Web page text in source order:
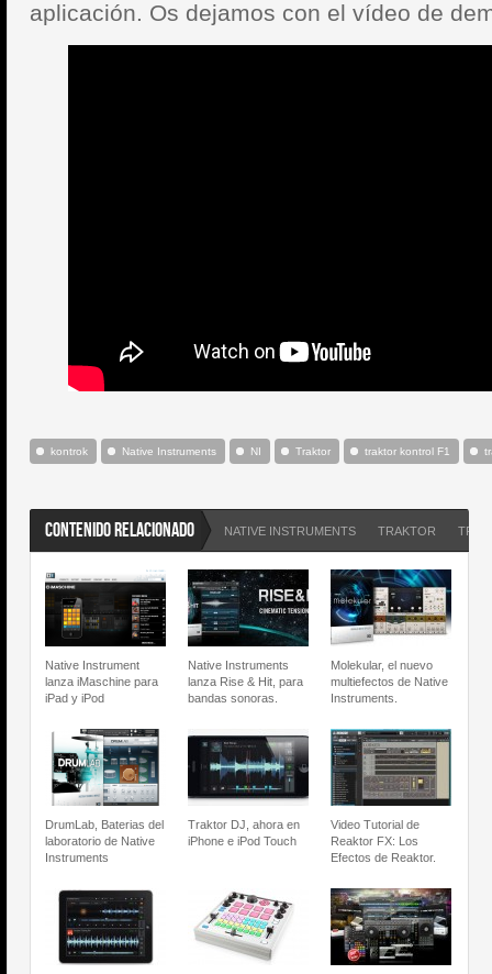
aplicación. Os dejamos con el vídeo de
kontrok Native Instruments NI Traktor traktor kontrol F1
CONTENIDO RELACIONADO NATIVE INSTRUMENTS TRAKTOR
Native Instrument
lanza iMaschine para
iPad y iPod
Native Instruments
lanza Rise & Hit, para
bandas sonoras.
Molekular, el nuevo
multiefectos de Native
Instruments.
DrumLab, Baterias del
laboratorio de Native
Instruments
Traktor DJ, ahora en
iPhone e iPod Touch
Video Tutorial de
Reaktor FX: Los
Efectos de Reaktor.